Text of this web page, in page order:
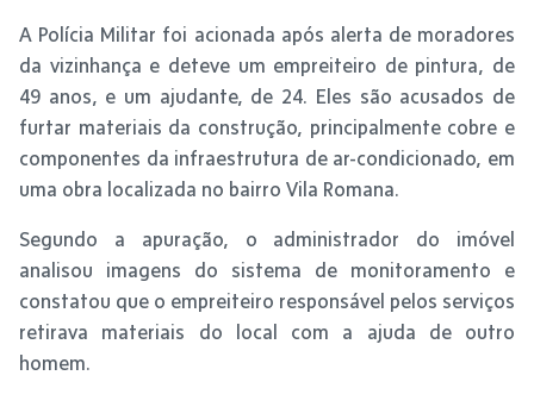
A Polícia Militar foi acionada após alerta de moradores
da vizinhança e deteve um empreiteiro de pintura, de
49 anos, e um ajudante, de 24. Eles são acusados de
furtar materiais da construção, principalmente cobre e
componentes da infraestrutura de ar-condicionado, em
uma obra localizada no bairro Vila Romana.
Segundo a apuração, o administrador do imóvel
analisou imagens do sistema de monitoramento e
constatou que o empreiteiro responsável pelos serviços
retirava materiais do local com a ajuda de outro
homem.